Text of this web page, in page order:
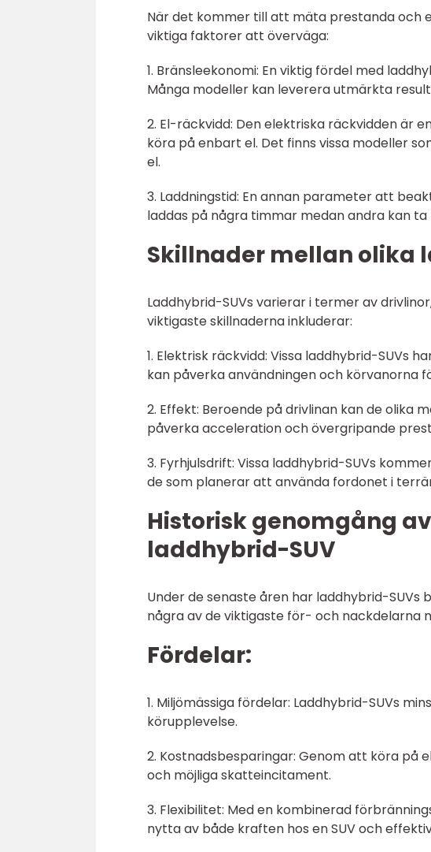
När det kommer till att mäta prestanda och
viktiga faktorer att överväga:
1. Bränsleekonomi: En viktig fördel med
Många modeller kan leverera utmärkta
2. El-räckvidd: Den elektriska räckvidden är
köra på enbart el. Det finns vissa modeller
el.
3. Laddningstid: En annan parameter att
laddas på några timmar medan andra kan
Skillnader mellan olika
Laddhybrid-SUVs varierar i termer av
viktigaste skillnaderna inkluderar:
1. Elektrisk räckvidd: Vissa laddhybrid-SUVs
kan påverka användningen och körvanorna
2. Effekt: Beroende på drivlinan kan de olika
påverka acceleration och övergripande
3. Fyrhjulsdrift: Vissa laddhybrid-SUVs
de som planerar att använda fordonet i
Historisk genomgång
laddhybrid-SUV
Under de senaste åren har laddhybrid-
några av de viktigaste för- och nackdelarna
Fördelar:
1. Miljömässiga fördelar: Laddhybrid-SUVs
körupplevelse.
2. Kostnadsbesparingar: Genom att köra på
och möjliga skatteincitament.
3. Flexibilitet: Med en kombinerad
nytta av både kraften hos en SUV och